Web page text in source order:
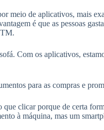
meio de aplicativos, mais
é que as pessoas
Com os aplicativos,
para as compras e
clicar porque de certa
à máquina, mas um